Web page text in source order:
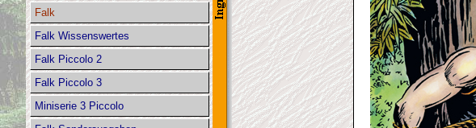
Falk
Falk Wissenswertes
Falk Piccolo 2
Falk Piccolo 3
Miniserie 3 Piccolo